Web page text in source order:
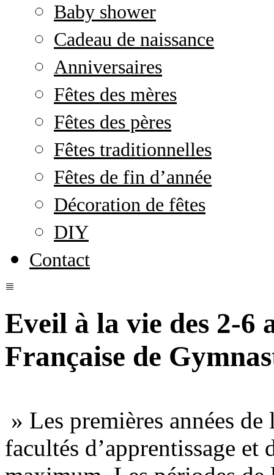
Baby shower
Cadeau de naissance
Anniversaires
Fêtes des mères
Fêtes des pères
Fêtes traditionnelles
Fêtes de fin d’année
Décoration de fêtes
DIY
Contact
Eveil à la vie des 2-6
Française de
» Les premières années
facultés d’apprentissage et